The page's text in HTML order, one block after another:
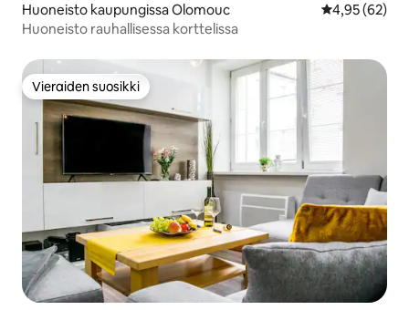
Huoneisto kaupungissa Olomouc
4,95 (62)
Huoneisto rauhallisessa korttelissa
Vieraiden suosikki
Vieraiden suosikki